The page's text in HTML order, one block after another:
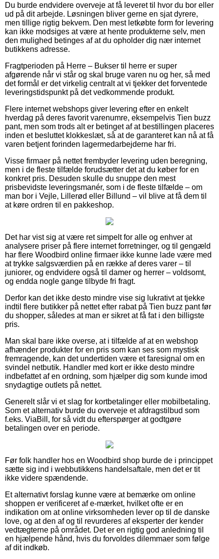
Du burde endvidere overveje at få leveret til hvor du bor eller
ud på dit arbejde. Løsningen bliver gerne en sjat dyrere,
men tillige rigtig bekvem. Den mest letkøbte form for levering
kan ikke modsiges at være at hente produkterne selv, men
den mulighed betinges af at du opholder dig nær internet
butikkens adresse.
Fragtperioden på Herre – Bukser til herre er super
afgørende når vi står og skal bruge varen nu og her, så med
det formål er det virkelig centralt at vi tjekker det forventede
leveringstidspunkt på det vedkommende produkt.
Flere internet webshops giver levering efter en enkelt
hverdag på deres favorit varenumre, eksempelvis Tien buzz
pant, men som trods alt er betinget af at bestillingen placeres
inden et besluttet klokkeslæt, så at de garanteret kan nå at få
varen betjent forinden lagermedarbejderne har fri.
Visse firmaer på nettet frembyder levering uden beregning,
men i de fleste tilfælde forudsætter det at du køber for en
konkret pris. Desuden skulle du snuppe den mest
prisbevidste leveringsmanér, som i de fleste tilfælde – om
man bor i Vejle, Lillerød eller Billund – vil blive at få dem til
at køre ordren til en pakkeshop.
Det har vist sig at være ret simpelt for alle og enhver at
analysere priser på flere internet forretninger, og til gengæld
har flere Woodbird online firmaer ikke kunne lade være med
at trykke salgsværdien på en række af deres varer – til
juniorer, og endvidere også til damer og herrer – voldsomt,
og endda nogle gange tilbyde fri fragt.
Derfor kan det ikke desto mindre vise sig lukrativt at tjekke
indtil flere butikker på nettet efter rabat på Tien buzz pant før
du shopper, således at man er sikret at få fat i den billigste
pris.
Man skal bare ikke overse, at i tilfælde af at en webshop
afhænder produkter for en pris som kan ses som mystisk
fremragende, kan det undertiden være et faresignal om en
svindel netbutik. Handler med kort er ikke desto mindre
indbefattet af en ordning, som hjælper dig som kunde imod
snydagtige outlets på nettet.
Generelt slår vi et slag for kortbetalinger eller mobilbetaling.
Som et alternativ burde du overveje et afdragstilbud som
f.eks. ViaBill, for så vidt du efterspørger at godtgøre
betalingen over en periode.
Før folk handler hos en Woodbird shop burde de i princippet
sætte sig ind i webbutikkens handelsaftale, men det er tit
ikke videre spændende.
Et alternativt forslag kunne være at bemærke om online
shoppen er verificeret af e-mærket, hvilket ofte er en
indikation om at online virksomheden lever op til de danske
love, og at den af og til revurderes af eksperter der kender
vedtægterne på området. Det er en rigtig god anledning til
en hjælpende hånd, hvis du forvoldes dilemmaer som følge
af dit indkøb.